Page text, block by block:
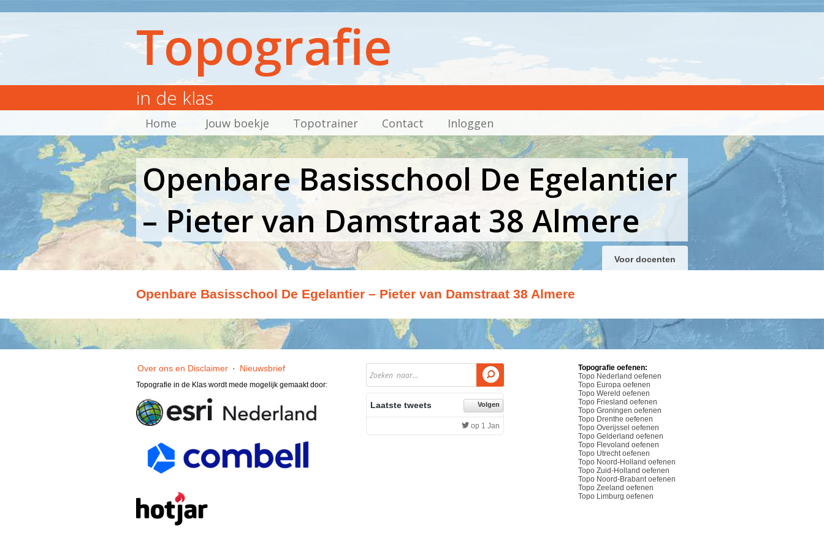
Topografie
in de klas
Home Jouw boekje Topotrainer Contact Inloggen
Openbare Basisschool De Egelantier
– Pieter van Damstraat 38 Almere
Voor docenten
Openbare Basisschool De Egelantier – Pieter van Damstraat 38 Almere
Over ons en Disclaimer · Nieuwsbrief
Topografie in de Klas wordt mede mogelijk gemaakt door:

Laatste tweets Volgen
op 1 Jan
Topografie oefenen:
Topo Nederland oefenen
Topo Europa oefenen
Topo Wereld oefenen
Topo Friesland oefenen
Topo Groningen oefenen
Topo Drenthe oefenen
Topo Overijssel oefenen
Topo Gelderland oefenen
Topo Flevoland oefenen
Topo Utrecht oefenen
Topo Noord-Holland oefenen
Topo Zuid-Holland oefenen
Topo Noord-Brabant oefenen
Topo Zeeland oefenen
Topo Limburg oefenen